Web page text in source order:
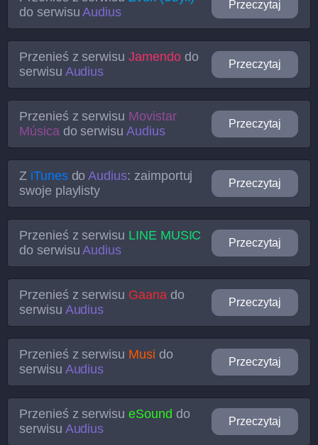
do serwisuAudius
Przeczytaj
Przenieś z serwisu Jamendodo
serwisu Audius
Przeczytaj
Przenieś z serwisu Movistar
Músicado serwisuAudius
Przeczytaj
Z iTunesdoAudius: zaimportuj
swoje playlisty
Przeczytaj
Przenieś z serwisu LINE MUSIC
do serwisuAudius
Przeczytaj
Przenieś z serwisu Gaanado
serwisu Audius
Przeczytaj
Przenieś z serwisu Musi do
serwisu Audius
Przeczytaj
Przenieś z serwisu eSound do
serwisu Audius
Przeczytaj